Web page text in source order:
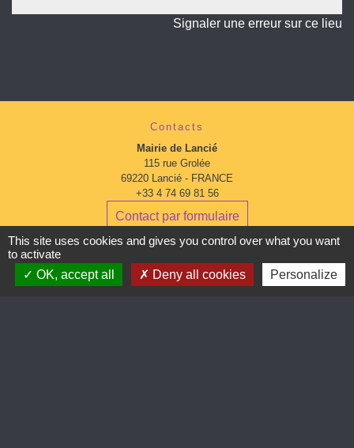
Signaler une erreur sur ce lieu
Contacts
Mairie de Lancié
115 rue Grolée
69220 Lancié - FRANCE
+33 4 74 69 81 56
Contact par formulaire
Du lundi au mardi : 9:00 à 12:00 - 13:00 à 16:30
Mercredi : 13:00 à 16:30
This site uses cookies and gives you control over what you want
to activate
OK, accept all
Deny all cookies Personalize